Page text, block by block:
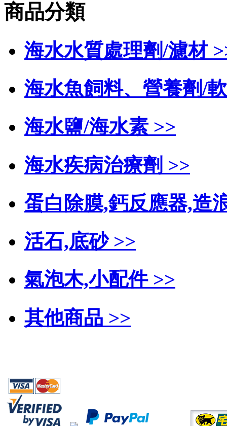
商品分類
海水水質處理劑/濾材
海水魚飼料、營養劑/
海水鹽/海水素 >>
海水疾病治療劑 >>
蛋白除膜,鈣反應器,造
活石,底砂 >>
氣泡木,小配件 >>
其他商品 >>